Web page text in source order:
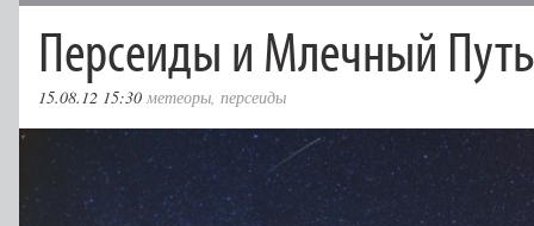
Персеиды и Млечный Путь
15.08.12 15:30 метеоры персеиды